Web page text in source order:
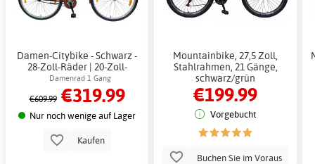
Damen-Citybike - Schwarz -
28-Zoll-Räder | 20-Zoll-
Stahlrahmen + Schlosskette
Damenrad 1 Gang
€609.99 €319.99
Nur noch wenige auf Lager
Kaufen
Mountainbike, 27,5 Zoll,
Stahlrahmen, 21 Gänge,
schwarz/grün
€199.99
Vorgebucht
Buchen Sie im Voraus